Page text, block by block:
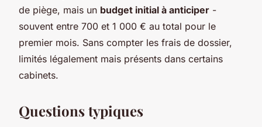
de piège, mais un budget initial à anticiper -
souvent entre 700 et 1 000 € au total pour le
premier mois. Sans compter les frais de dossier,
limités légalement mais présents dans certains
cabinets.
Questions typiques